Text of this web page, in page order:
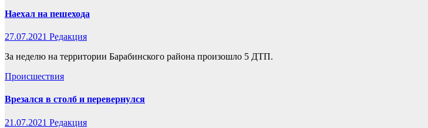
Наехал на пешехода
27.07.2021 Редакция
За неделю на территории Барабинского района произошло 5 ДТП.
Происшествия
Врезался в столб и перевернулся
21.07.2021 Редакция